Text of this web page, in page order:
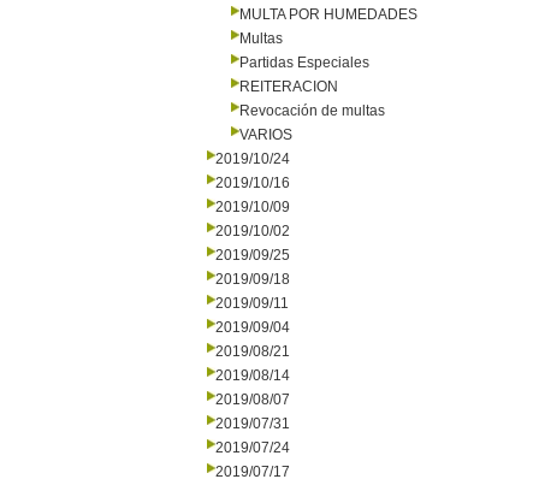
MULTA POR HUMEDADES
Multas
Partidas Especiales
REITERACION
Revocación de multas
VARIOS
2019/10/24
2019/10/16
2019/10/09
2019/10/02
2019/09/25
2019/09/18
2019/09/11
2019/09/04
2019/08/21
2019/08/14
2019/08/07
2019/07/31
2019/07/24
2019/07/17